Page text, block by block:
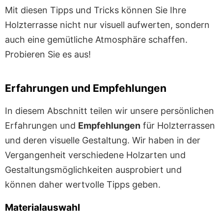
Mit diesen Tipps und Tricks können Sie Ihre
Holzterrasse nicht nur visuell aufwerten, sondern
auch eine gemütliche Atmosphäre schaffen.
Probieren Sie es aus!
Erfahrungen und Empfehlungen
In diesem Abschnitt teilen wir unsere persönlichen
Erfahrungen und Empfehlungen für Holzterrassen
und deren visuelle Gestaltung. Wir haben in der
Vergangenheit verschiedene Holzarten und
Gestaltungsmöglichkeiten ausprobiert und
können daher wertvolle Tipps geben.
Materialauswahl